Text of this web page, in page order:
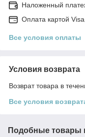
Наложенный
Оплата картой
Все условия оплаты
Условия возврата
Возврат товара в
Все условия
Подобные товары